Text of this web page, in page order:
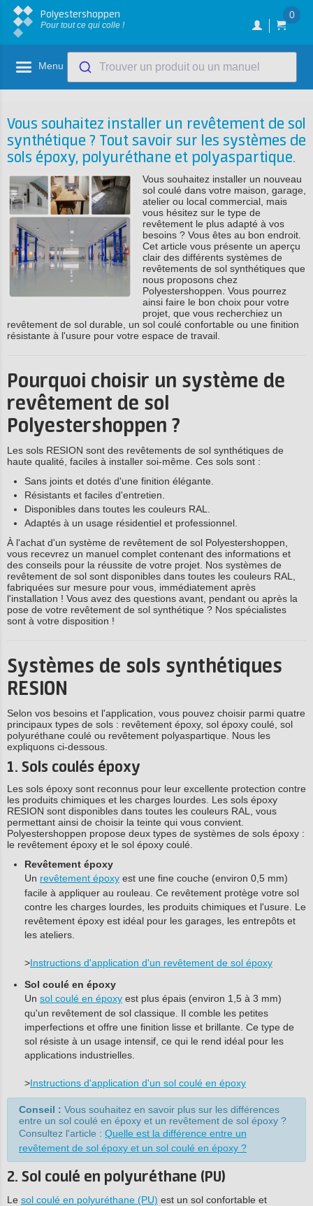
Polyestershoppen
Pour tout ce qui colle !
0
Menu Trouver un produit ou un manuel
Vous souhaitez installer un revêtement de sol
synthétique ? Tout savoir sur les systèmes de
sols époxy, polyuréthane et polyaspartique.
Vous souhaitez installer un nouveau
sol coulé dans votre maison, garage,
atelier ou local commercial, mais
vous hésitez sur le type de
revêtement le plus adapté à vos
besoins ? Vous êtes au bon endroit.
Cet article vous présente un aperçu
clair des différents systèmes de
revêtements de sol synthétiques que
nous proposons chez
Polyestershoppen. Vous pourrez
ainsi faire le bon choix pour votre
projet, que vous recherchiez un
revêtement de sol durable, un sol coulé confortable ou une finition
résistante à l'usure pour votre espace de travail.
Pourquoi choisir un système de
revêtement de sol
Polyestershoppen ?
Les sols RESION sont des revêtements de sol synthétiques de
haute qualité, faciles à installer soi-même. Ces sols sont :
Sans joints et dotés d'une finition élégante.
Résistants et faciles d'entretien.
Disponibles dans toutes les couleurs RAL.
Adaptés à un usage résidentiel et professionnel.
À l'achat d'un système de revêtement de sol Polyestershoppen,
vous recevrez un manuel complet contenant des informations et
des conseils pour la réussite de votre projet. Nos systèmes de
revêtement de sol sont disponibles dans toutes les couleurs RAL,
fabriquées sur mesure pour vous, immédiatement après
l'installation ! Vous avez des questions avant, pendant ou après la
pose de votre revêtement de sol synthétique ? Nos spécialistes
sont à votre disposition !
Systèmes de sols synthétiques
RESION
Selon vos besoins et l'application, vous pouvez choisir parmi quatre
principaux types de sols : revêtement époxy, sol époxy coulé, sol
polyuréthane coulé ou revêtement polyaspartique. Nous les
expliquons ci-dessous.
1. Sols coulés époxy
Les sols époxy sont reconnus pour leur excellente protection contre
les produits chimiques et les charges lourdes. Les sols époxy
RESION sont disponibles dans toutes les couleurs RAL, vous
permettant ainsi de choisir la teinte qui vous convient.
Polyestershoppen propose deux types de systèmes de sols époxy :
le revêtement époxy et le sol époxy coulé.
Revêtement époxy
Un revêtement époxy est une fine couche (environ 0,5 mm)
facile à appliquer au rouleau. Ce revêtement protège votre sol
contre les charges lourdes, les produits chimiques et l'usure. Le
revêtement époxy est idéal pour les garages, les entrepôts et
les ateliers.
>Instructions d'application d'un revêtement de sol époxy
Sol coulé en époxy
Un sol coulé en époxy est plus épais (environ 1,5 à 3 mm)
qu'un revêtement de sol classique. Il comble les petites
imperfections et offre une finition lisse et brillante. Ce type de
sol résiste à un usage intensif, ce qui le rend idéal pour les
applications industrielles.
>Instructions d'application d'un sol coulé en époxy
Conseil : Vous souhaitez en savoir plus sur les différences
entre un sol coulé en époxy et un revêtement de sol époxy ?
Consultez l'article : Quelle est la différence entre un
revêtement de sol époxy et un sol coulé en époxy ?
2. Sol coulé en polyuréthane (PU)
Le sol coulé en polyuréthane (PU) est un sol confortable et